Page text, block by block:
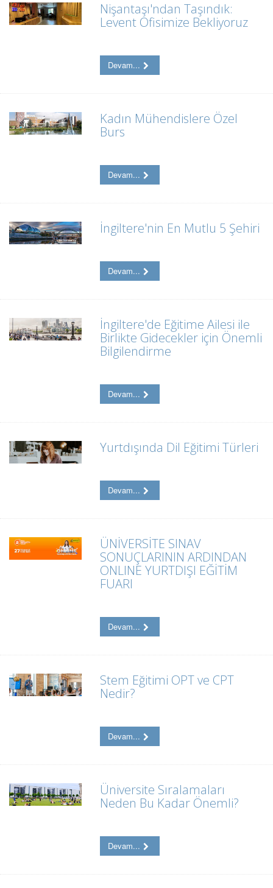
Nişantaşı'ndan Taşındık:
Levent Ofisimize Bekliyoruz
Devam...
Kadın Mühendislere Özel
Burs
Devam...
İngiltere'nin En Mutlu 5 Şehiri
Devam...
İngiltere'de Eğitime Ailesi ile
Birlikte Gidecekler için Önemli
Bilgilendirme
Devam...
Yurtdışında Dil Eğitimi Türleri
Devam...
ÜNİVERSİTE SINAV
SONUÇLARININ ARDINDAN
ONLINE YURTDIŞI EĞİTİM
FUARI
Devam...
Stem Eğitimi OPT ve CPT
Nedir?
Devam...
Üniversite Sıralamaları
Neden Bu Kadar Önemli?
Devam...